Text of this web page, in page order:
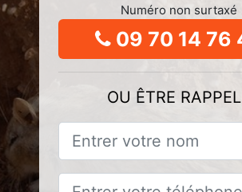
Numéro non surtaxé
09 70 14 76
OU ÊTRE